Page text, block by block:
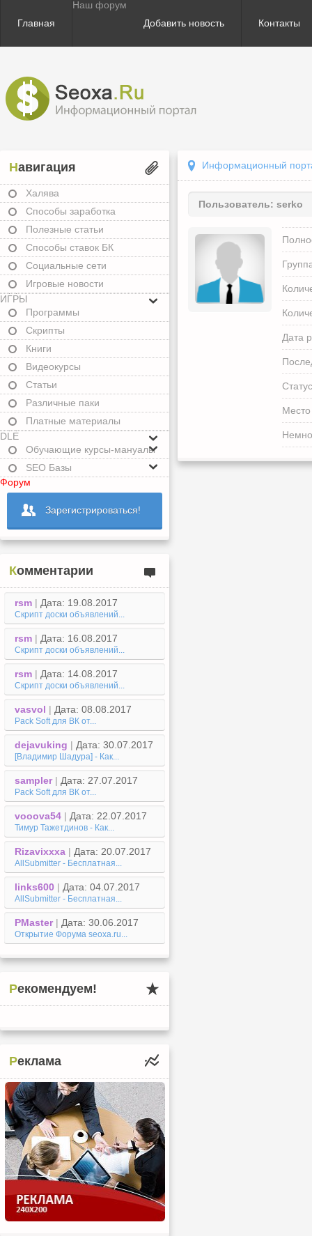
Главная
Наш форум
Добавить новость
Контакты
Навигация
Халява
Способы заработка
Полезные статьи
Способы ставок БК
Социальные сети
Игровые новости
ИГРЫ
Программы
Скрипты
Книги
Видеокурсы
Статьи
Различные паки
Платные материалы
DLE
Обучающие курсы-мануалы
SEO Базы
Форум
Зарегистрироваться!
Комментарии
rsm | Дата: 19.08.2017
Скрипт доски объявлений...
rsm | Дата: 16.08.2017
Скрипт доски объявлений...
rsm | Дата: 14.08.2017
Скрипт доски объявлений...
vasvol | Дата: 08.08.2017
Pack Soft для ВК от...
dejavuking | Дата: 30.07.2017
[Владимир Шадура] - Как...
sampler| Дата: 27.07.2017
Pack Soft для ВК от...
vooova54 | Дата: 22.07.2017
Тимур Тажетдинов - Как...
Rizavixxxa | Дата: 20.07.2017
AllSubmitter - Бесплатная...
links600 | Дата: 04.07.2017
AllSubmitter - Бесплатная...
PMaster| Дата: 30.06.2017
Открытие Форума seoxa.ru...
Рекомендуем!
Реклама
Информационный
Пользователь: serko
Дата
Место